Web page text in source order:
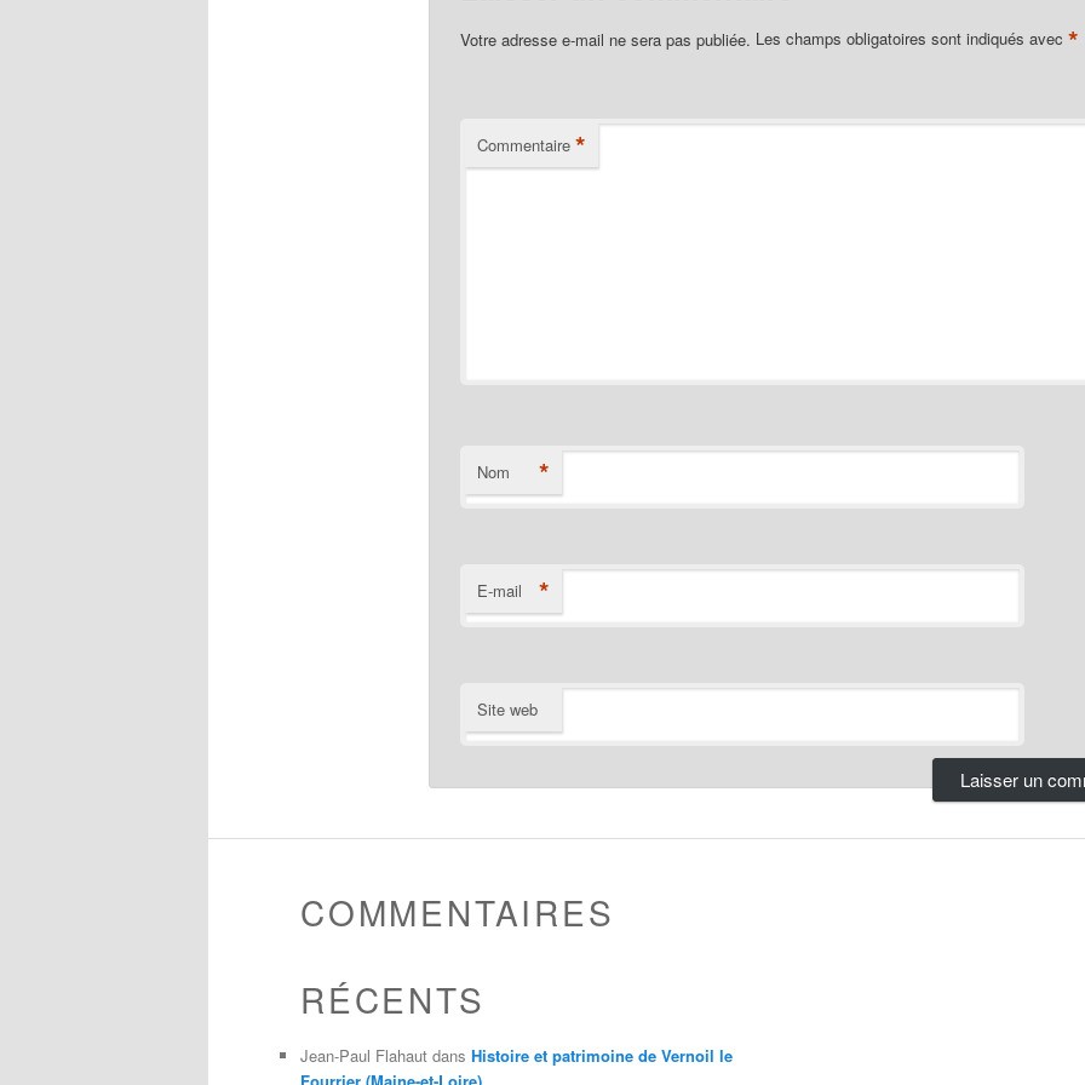
Votre adresse e-mail ne sera pas publiée. Les champs obligatoires sont indiqués avec *
Commentaire *
Nom *
E-mail *
Site web
COMMENTAIRES
RÉCENTS
Jean-Paul Flahaut dans Histoire et patrimoine de Vernoil le